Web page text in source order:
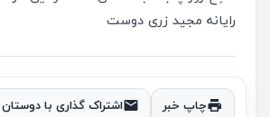
رایانه مجید زری دوست
چاپ خبر اشتراک گذاری با دوستان